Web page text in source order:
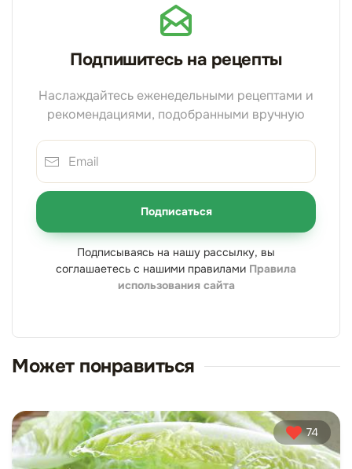
Подпишитесь на рецепты
Наслаждайтесь еженедельными рецептами и
рекомендациями, подобранными вручную
Подписаться
Подписываясь на нашу рассылку, вы
соглашаетесь с нашими правилами Правила
использования сайта
Может понравиться
74